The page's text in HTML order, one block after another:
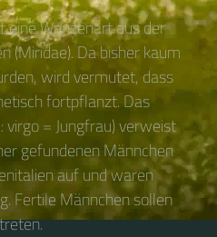
eine Wanzenart aus der
(Miridae). Da bisher kaum
wird vermutet, dass
fortpflanzt. Das
= Jungfrau) verweist
gefundenen Männchen
auf und waren
Fertile Männchen sollen